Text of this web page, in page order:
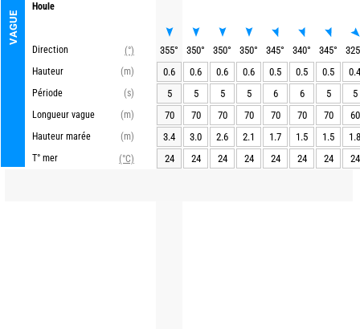
VAGUE
Houle
Direction
(°)
Hauteur
(m)
Période
(s)
Longueur vague
(m)
Hauteur marée
(m)
T° mer
(°C)
355° 350° 350° 350° 345° 340° 345°
325
0.6
0.6 0.6 0.6 0.5 0.5 0.5
0.4
5
5 5 5 6 6 5
5
70
70 70 70 70 70 70
60
3.4
3.0 2.6 2.1 1.7 1.5 1.5
1.8
24
24 24 24 24 24 24 24